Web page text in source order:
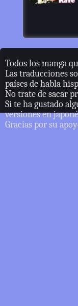
Todos los manga
Las traducciones
países de habla
No trate de sacar
Si te ha gustado
versiones en
Gracias por su